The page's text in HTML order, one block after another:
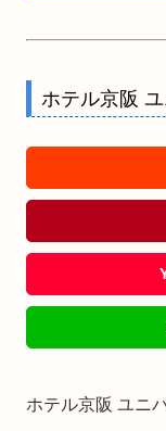
ホテル京阪
ホテル京阪 ユニ